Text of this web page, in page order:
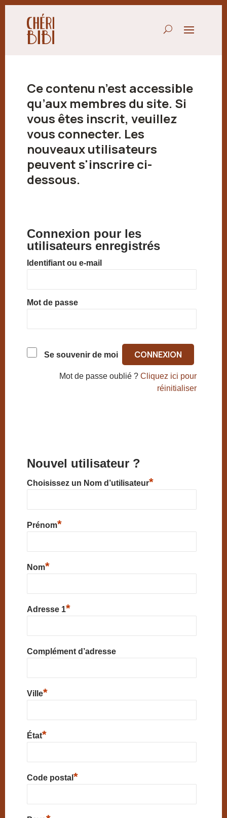
Ce contenu n’est accessible
qu’aux membres du site. Si
vous êtes inscrit, veuillez
vous connecter. Les
nouveaux utilisateurs
peuvent s'inscrire ci-
dessous.
Connexion pour les
utilisateurs enregistrés
Identifiant ou e-mail
Mot de passe
Se souvenir de moi
Mot de passe oublié ?Cliquez ici pour
réinitialiser
Nouvel utilisateur ?
Choisissez un Nom d’utilisateur*
Prénom*
Nom*
Adresse 1*
Complément d’adresse
Ville*
État*
Code postal *